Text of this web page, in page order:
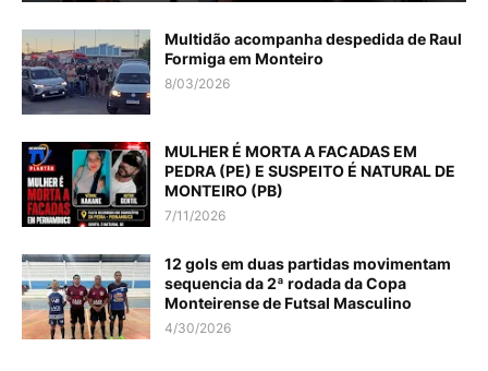
Multidão acompanha despedida de Raul
Formiga em Monteiro
8/03/2026
MULHER É MORTA A FACADAS EM
PEDRA (PE) E SUSPEITO É NATURAL DE
MONTEIRO (PB)
7/11/2026
12 gols em duas partidas movimentam
sequencia da 2ª rodada da Copa
Monteirense de Futsal Masculino
4/30/2026